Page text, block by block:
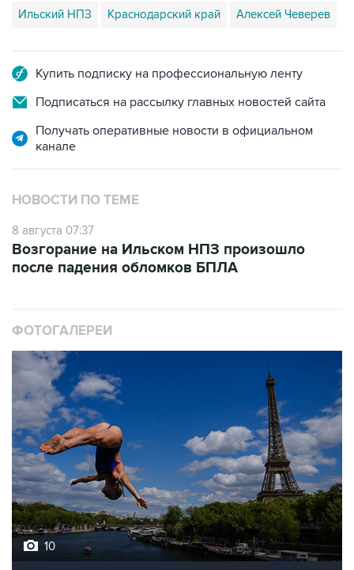
Ильский НПЗ Краснодарский край Алексей Чеверев
Купить подписку на профессиональную ленту
Подписаться на рассылку главных новостей сайта
Получать оперативные новости в официальном
канале
НОВОСТИ ПО ТЕМЕ
8 августа 07:37
Возгорание на Ильском НПЗ произошло
после падения обломков БПЛА
ФОТОГАЛЕРЕИ
10